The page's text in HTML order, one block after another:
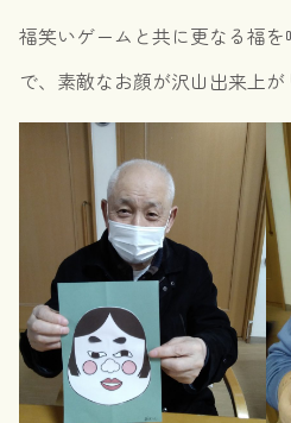
福笑いゲームと共に更なる福
で、素敵なお顔が沢山出来上が